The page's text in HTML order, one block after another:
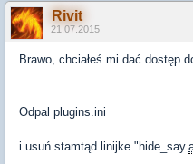
Rivit
21.07.2015
Brawo, chciałeś mi dać dostęp
Odpal plugins.ini
i usuń stamtąd linijke "hide_say.